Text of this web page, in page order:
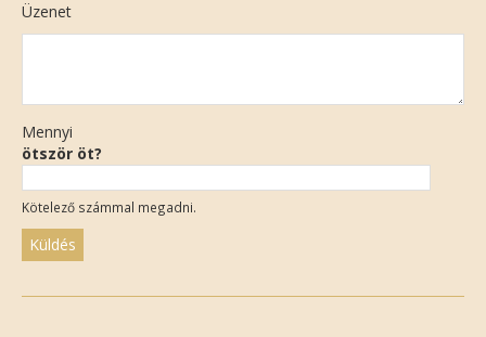
Üzenet
Mennyi
ötször öt?
Kötelező számmal megadni.